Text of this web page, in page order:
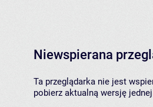
Niewspierana
Ta przeglądarka nie jest
pobierz aktualną wersję